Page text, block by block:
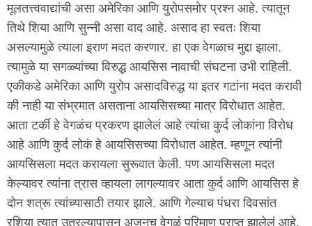
मूलतत्त्ववाद्यांची असा अमेरिका आणि युरोपसमोर प्रश्न आहे. त्यातून
तिथे शिया आणि सुन्नी असा वाद आहे. असाद हा स्वतः शिया
असल्यामुळे त्याला इराण मदत करणार. हा एक वेगळाच मुद्दा झाला.
त्यामुळे या सगळ्यांच्या विरुद्ध आयसिस नावाची संघटना उभी राहिली.
एकीकडे अमेरिका आणि युरोप असादविरुद्ध या इतर गटांना मदत करावी
की नाही या संभ्रमात असताना आयसिसच्या मात्र विरोधात आहेत.
आता टर्की हे वेगळंच प्रकरण झालेलं आहे त्यांचा कुर्द लोकांना विरोध
आहे आणि कुर्द लोकं हे आयसिसच्या विरोधात आहेत. म्हणून त्यांनी
आयसिसला मदत करायला सुरूवात केली. पण आयसिसला मदत
केल्यावर त्यांना त्रास व्हायला लागल्यावर आता कुर्द आणि आयसिस हे
दोन शत्रू त्यांच्यासाठी तयार झाले. आणि गेल्याच पंधरा दिवसांत
रशिया त्यात उतरल्यापासून अजूनच वेगळं परिमाण प्राप्त झालेलं आहे.